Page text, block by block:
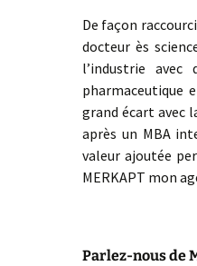
De façon
docteur ès
l’industrie
pharmaceutique
grand écart avec
après un MBA
valeur ajoutée
MERKAPT mon
Parlez-nous de